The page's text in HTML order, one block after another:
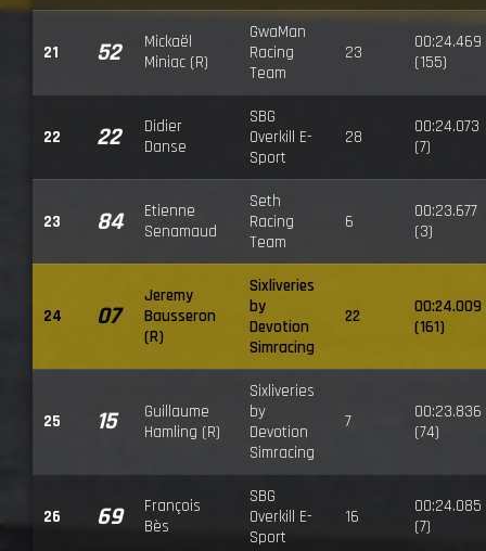
21 52
Mickaël
Miniac (R)
GwaMan
Racing
Team
23
00:24.469
(155)
22 22
Didier
Danse
SBG
Overkill E-
Sport
28
00:24.073
(7)
23 84
Etienne
Senamaud
Seth
Racing
Team
6
00:23.677
(3)
24 07
Jeremy
Bausseron
(R)
Sixliveries
by
Devotion
Simracing
22
00:24.009
(161)
25 15
Guillaume
Hamling (R)
Sixliveries
by
Devotion
Simracing
7
00:23.836
(74)
26 69
François
Bès
SBG
Overkill E-
Sport
16
00:24.085
(7)